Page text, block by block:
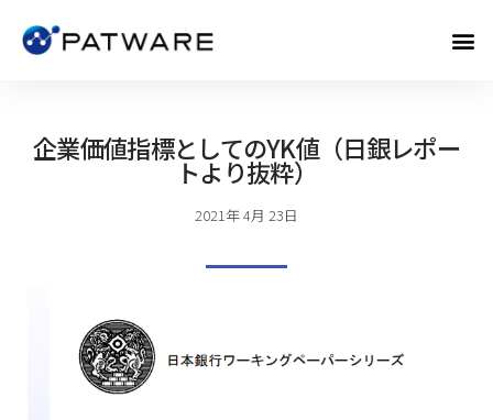
企業価値指標としてのYK値（日銀レポー
トより抜粋）
2021年 4月 23日